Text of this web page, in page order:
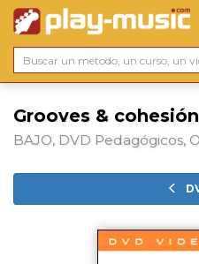
Grooves &
BAJO, DVD Pedagógicos,